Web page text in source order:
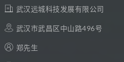
武汉远城科技发展有限公司
武汉市武昌区中山路496号
郑先生